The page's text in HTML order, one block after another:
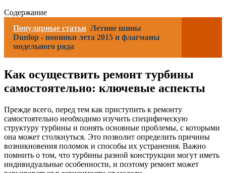
Содержание
Популярные статьи Летние шины
Dunlop - новинки лета 2015 и флагманы
модельного ряда
Как осуществить ремонт турбины
самостоятельно: ключевые аспекты
Прежде всего, перед тем как приступить к ремонту
самостоятельно необходимо изучить специфическую
структуру турбины и понять основные проблемы, с которыми
она может столкнуться. Это позволит определить причины
возникновения поломок и способы их устранения. Важно
помнить о том, что турбины разной конструкции могут иметь
индивидуальные особенности, и поэтому ремонт может